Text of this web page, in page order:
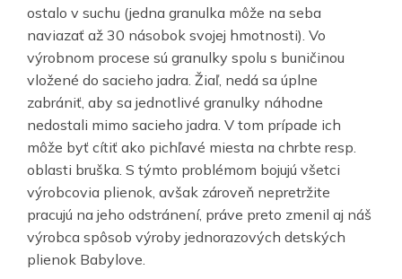
ostalo v suchu (jedna granulka môže na seba
naviazať až 30 násobok svojej hmotnosti). Vo
výrobnom procese sú granulky spolu s buničinou
vložené do sacieho jadra. Žiaľ, nedá sa úplne
zabrániť, aby sa jednotlivé granulky náhodne
nedostali mimo sacieho jadra. V tom prípade ich
môže byť cítiť ako pichľavé miesta na chrbte resp.
oblasti bruška. S týmto problémom bojujú všetci
výrobcovia plienok, avšak zároveň nepretržite
pracujú na jeho odstránení, práve preto zmenil aj náš
výrobca spôsob výroby jednorazových detských
plienok Babylove.